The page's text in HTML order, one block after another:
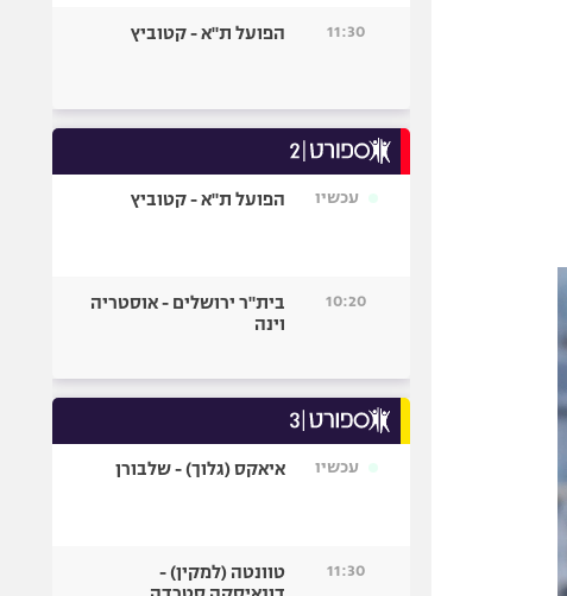
11:30 הפועל ת"א - קטוביץ
עכשיו הפועל ת"א - קטוביץ
10:20
בית"ר ירושלים - אוסטריה
וינה
עכשיו איאקס (גלוך) - שלבורן
11:30
טוונטה (למקין) -